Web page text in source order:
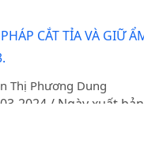
CẮT TỈA VÀ GIỮ
Thị Phương Dung
2024 / Ngày xuất